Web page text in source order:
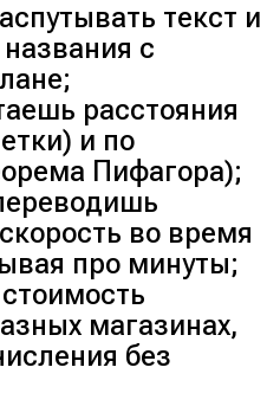
текст и
с
расстояния
и по
Пифагора);
во время
про минуты;
магазинах,
без